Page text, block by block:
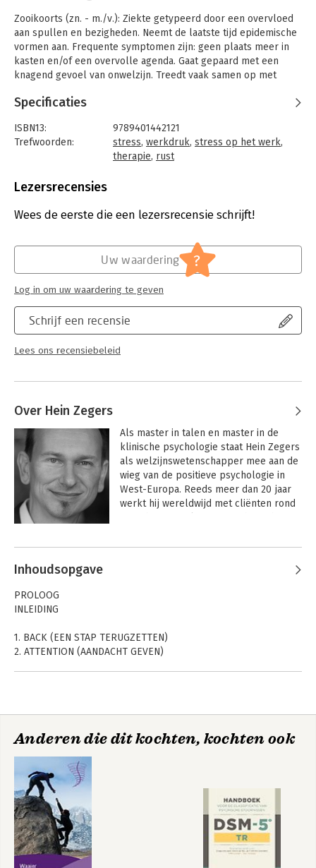
Zooikoorts (zn. - m./v.): Ziekte getypeerd door een overvloed
aan spullen en bezigheden. Neemt de laatste tijd epidemische
vormen aan. Frequente symptomen zijn: geen plaats meer in
kasten en/of een overvolle agenda. Gaat gepaard met een
knagend gevoel van onwelzijn. Treedt vaak samen op met
ervaringsdeskundigen aan het woord, vrijwillige
omgooiden. Aan de hand van hun verhalen - en op basis van
onderzoek bij meer dan vijfhonderd vrijwillige eenvoudzoekers
uit alle lagen van de bevolking - gidst Hein Zegers de lezer
stappen te zetten naar een leven met minder spullen en
Specificaties
ISBN13:
9789401442121
Trefwoorden:
stress, werkdruk, stress op het werk,
therapie, rust
Bindwijze:
Bestandsformaat:
epub
Verschijningsdatum:
15-5-2017
Hoofdrubriek:
Lezersrecensies
Wees de eerste die een lezersrecensie schrijft!
Schrijf een recensie
Lees ons recensiebeleid
Uw waardering ?
Log in om uw waardering te geven
Over Hein Zegers
Als master in talen en master in de
klinische psychologie staat Hein Zegers
als welzijnswetenschapper mee aan de
wieg van de positieve psychologie in
West-Europa. Reeds meer dan 20 jaar
werkt hij wereldwijd met cliënten rond
innovatieve universiteitsstad Leuven en
Andere boeken door Hein Zegers
Bekijk alle boeken
Inhoudsopgave
PROLOOG
INLEIDING
1. BACK (EEN STAP TERUGZETTEN)
2. ATTENTION (AANDACHT GEVEN)
DANKWOORD
REFERENTIES
Anderen die dit kochten, kochten ook